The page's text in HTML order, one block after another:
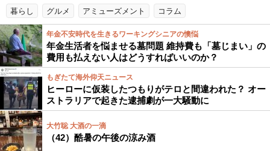
暮らし グルメ アミューズメント コラム
年金不安時代を生きるワーキングシニアの懊悩
年金生活者を悩ませる墓問題 維持費も「墓じまい」の
費用も払えない人はどうすればいいのか？
もぎたて海外仰天ニュース
ヒーローに仮装したつもりがテロと間違われた？ オー
ストラリアで起きた逮捕劇が一大騒動に
大竹聡 大酒の一滴
（42）酷暑の午後の涼み酒